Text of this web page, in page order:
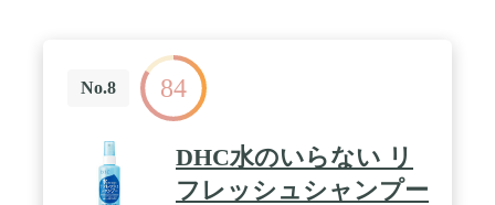
No.8 84
DHC水のいらない リ
フレッシュシャンプー